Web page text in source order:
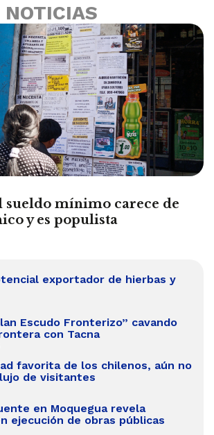
sueldo mínimo carece de
y es populista
exportador de hierbas y
Escudo Fronterizo” cavando
con Tacna
favorita de los chilenos, aún no
de visitantes
en Moquegua revela
ejecución de obras públicas